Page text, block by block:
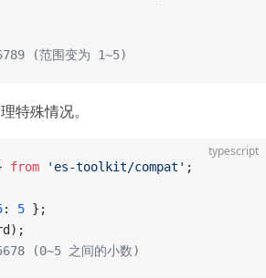
(范围变为 1~5)
特殊情况。
typescript
from 'es-toolkit/compat' ;
: 5 };
(0~5 之间的小数)